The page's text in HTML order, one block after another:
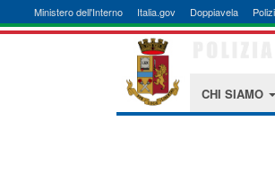
Ministero dell'Interno Italia.gov Doppiavela
CHI SIAMO